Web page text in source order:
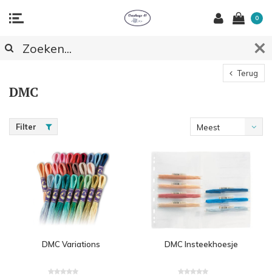
0
Terug
DMC
Filter
Meest
DMC Variations DMC Insteekhoesje